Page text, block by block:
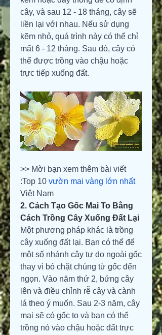
cây, và sau 12 - 18 tháng, cây sẽ
liền lại với nhau. Nếu sử dụng
kẽm nhỏ, quá trình này có thể chỉ
mất 6 - 12 tháng. Sau đó, cây có
thể được trồng vào chậu hoặc
trực tiếp xuống đất.
>> Mời bạn xem thêm bài viết
:Top 10 vườn mai vàng lớn nhất
Việt Nam
2. Cách Tạo Gốc Mai To Bằng
Cách Trồng Cây Xuống Đất Lại
Một phương pháp khác là trồng
cây xuống đất lại. Bạn có thể để
một số nhánh cây tự do ngoài gốc
thay vì bó chặt chúng từ gốc đến
ngọn. Vào năm thứ 2, bứng cây
lên và điều chỉnh rễ cây và cành
lá theo ý muốn. Sau 2-3 năm, cây
mai sẽ có gốc to và bạn có thể
trồng nó vào chậu hoặc đất trực